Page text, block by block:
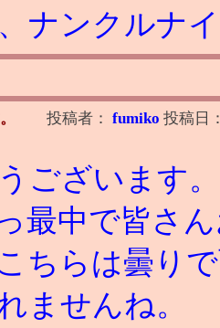
ナンクルナ
投稿者： fumiko 投稿日
ございます。
最中で皆さ
ちらは曇り
ませんね。